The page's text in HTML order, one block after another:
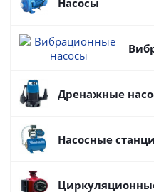
Насосы
Дренажные
Насосные